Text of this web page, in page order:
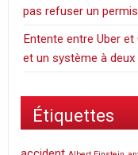
pas refuser un
Entente entre Uber
et un système à
Étiquettes